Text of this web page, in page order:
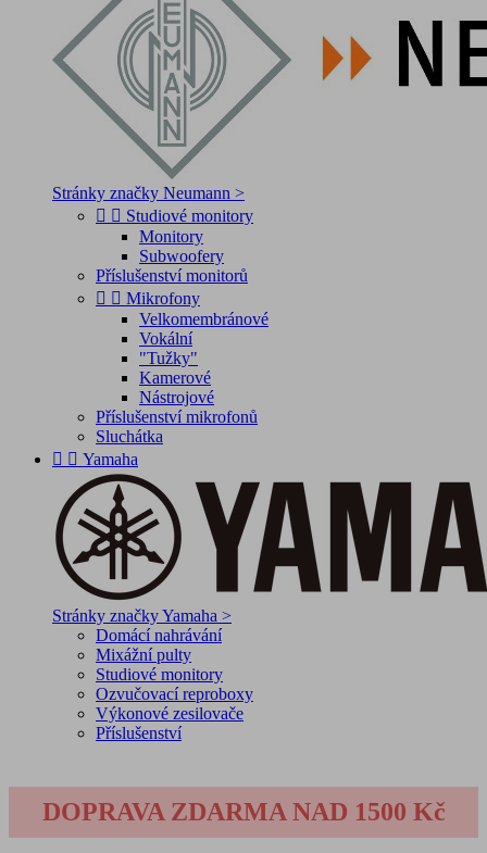
Stránky značky Neumann >
  Studiové monitory
Monitory
Subwoofery
Příslušenství monitorů
  Mikrofony
Velkomembránové
Vokální
"Tužky"
Kamerové
Nástrojové
Příslušenství mikrofonů
Sluchátka
  Yamaha
Stránky značky Yamaha >
Domácí nahrávání
Mixážní pulty
Studiové monitory
Ozvučovací reproboxy
Výkonové zesilovače
Příslušenství
DOPRAVA ZDARMA NAD 1500 Kč